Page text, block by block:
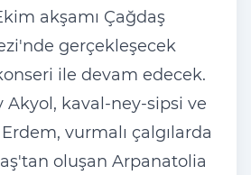
akşamı Çağdaş
gerçekleşecek
ile devam edecek.
Akyol, kaval-ney-sipsi ve
vurmalı çalgılarda
oluşan Arpanatolia